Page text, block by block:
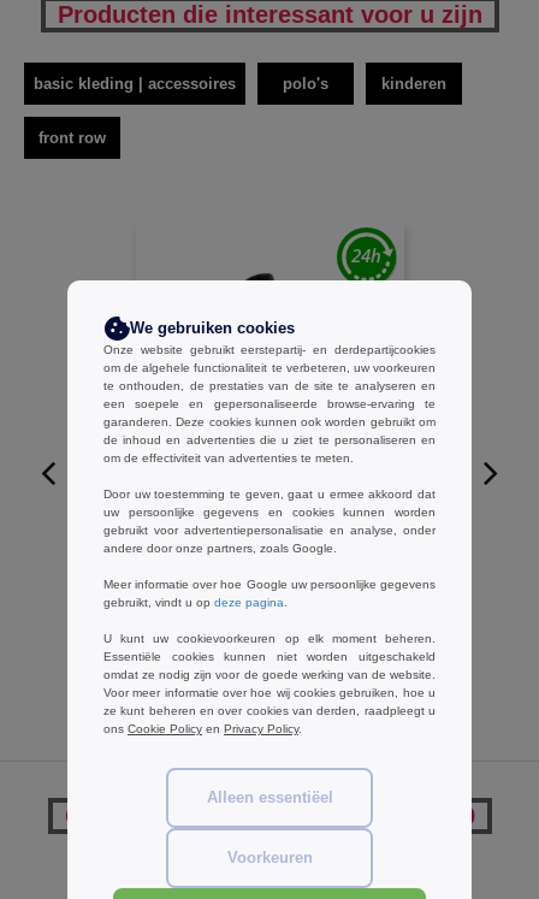
Producten die interessant voor u zijn
basic kleding | accessoires polo's kinderen
front row
W1
Finden & Hales LV322 - Sportief
poloshirt
€7.80
€21.55
Opmerkingen over Front row FR109
We gebruiken cookies
Onze website gebruikt eerstepartij- en derdepartijcookies
om de algehele functionaliteit te verbeteren, uw voorkeuren
te onthouden, de prestaties van de site te analyseren en
een soepele en gepersonaliseerde browse-ervaring te
garanderen. Deze cookies kunnen ook worden gebruikt om
de inhoud en advertenties die u ziet te personaliseren en
om de effectiviteit van advertenties te meten.
Door uw toestemming te geven, gaat u ermee akkoord dat
uw persoonlijke gegevens en cookies kunnen worden
gebruikt voor advertentiepersonalisatie en analyse, onder
andere door onze partners, zoals Google.
Meer informatie over hoe Google uw persoonlijke gegevens
gebruikt, vindt u op deze pagina
U kunt uw cookievoorkeuren op elk moment beheren.
Essentiële cookies kunnen niet worden uitgeschakeld
omdat ze nodig zijn voor de goede werking van de website.
Voor meer informatie over hoe wij cookies gebruiken, hoe u
ze kunt beheren en over cookies van derden, raadpleegt u
ons Cookie Policy en Privacy Policy.
Alleen essentiëel
Voorkeuren